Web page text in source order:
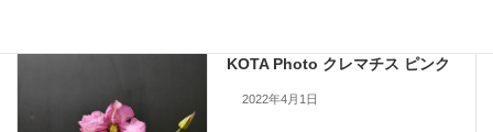
KOTA Photo クレマチス ピンク
2022年4月1日